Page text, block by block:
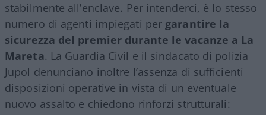
stabilmente all’enclave. Per intenderci, è lo stesso
numero di agenti impiegati per garantire la
sicurezza del premier durante le vacanze a La
Mareta. La Guardia Civil e il sindacato di polizia
Jupol denunciano inoltre l’assenza di sufficienti
disposizioni operative in vista di un eventuale
nuovo assalto e chiedono rinforzi strutturali: